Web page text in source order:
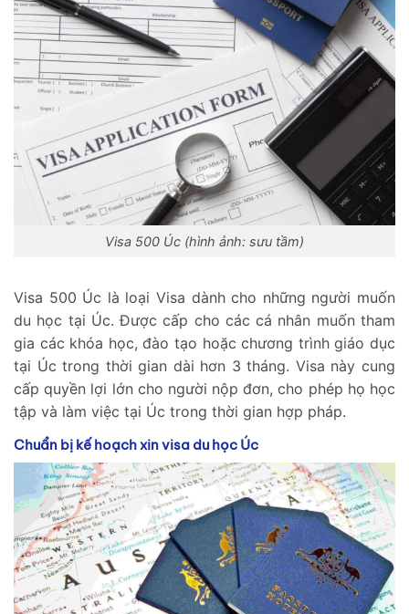
Visa 500 Úc (hình ảnh: sưu tầm)
Visa 500 Úc là loại Visa dành cho những người muốn
du học tại Úc. Được cấp cho các cá nhân muốn tham
gia các khóa học, đào tạo hoặc chương trình giáo dục
tại Úc trong thời gian dài hơn 3 tháng. Visa này cung
cấp quyền lợi lớn cho người nộp đơn, cho phép họ học
tập và làm việc tại Úc trong thời gian hợp pháp.
Chuẩn bị kế hoạch xin visa du học Úc